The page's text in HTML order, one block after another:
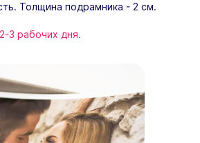
Толщина подрамника - 2 см.
3 рабочих дня.